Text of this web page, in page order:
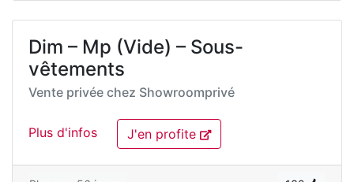
Dim – Mp (Vide) – Sous-
vêtements
Vente privée chez Showroomprivé
Plus d'infos J'en profite